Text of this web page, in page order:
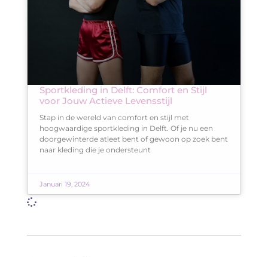
Sportkleding in Delft: Comfort en Stijl
voor Jouw Actieve Levensstijl
Stap in de wereld van comfort en stijl met
hoogwaardige sportkleding in Delft. Of je nu een
doorgewinterde atleet bent of gewoon op zoek bent
naar kleding die je ondersteunt
Januari 19, 2024